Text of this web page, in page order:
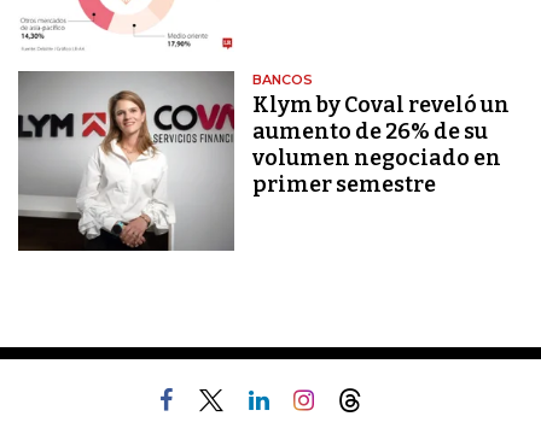
BANCOS
Klym by Coval reveló un
aumento de 26% de su
volumen negociado en
primer semestre